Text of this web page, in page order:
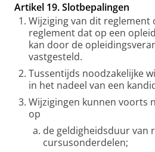
Artikel 19. Slotbepalingen
Wijziging van dit reglement
reglement dat op een
kan door de
vastgesteld.
Tussentijds noodzakelijke
in het nadeel van een
Wijzigingen kunnen voorts
op
de geldigheidsduur van
cursusonderdelen;